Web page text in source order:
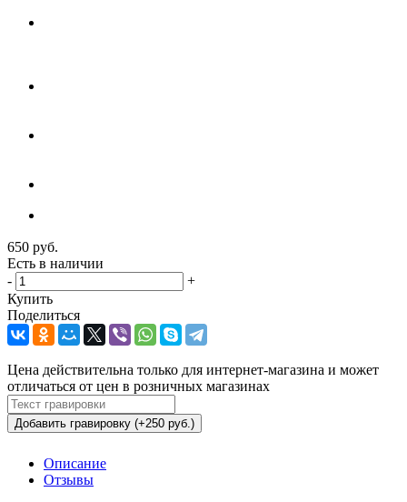
650 руб.
Есть в наличии
-
+
Купить
Поделиться
Цена действительна только для интернет-магазина и может
отличаться от цен в розничных магазинах
Добавить гравировку (+250 руб.)
Описание
Отзывы